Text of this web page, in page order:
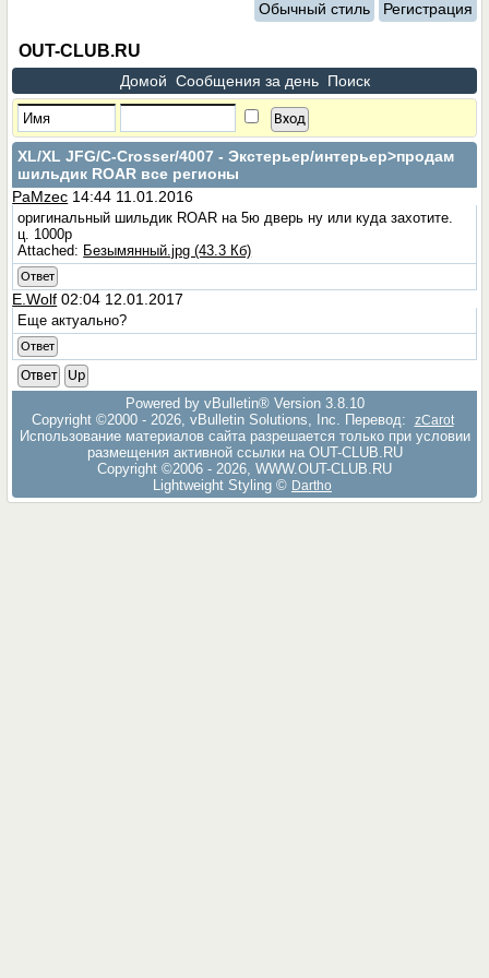
Обычный стиль Регистрация
OUT-CLUB.RU
Домой Сообщения за день Поиск
XL/XL JFG/C-Crosser/4007 - Экстерьер/интерьер>продам
шильдик ROAR все регионы
PaMzec 14:44 11.01.2016
оригинальный шильдик ROAR на 5ю дверь ну или куда захотите.
ц. 1000р
Attached: Безымянный.jpg (43.3 Кб)
Ответ
E.Wolf 02:04 12.01.2017
Еще актуально?
Ответ
Ответ
Up
Powered by vBulletin® Version 3.8.10
Copyright ©2000 - 2026, vBulletin Solutions, Inc. Перевод:
zCarot
Использование материалов сайта разрешается только при условии
размещения активной ссылки на OUT-CLUB.RU
Copyright ©2006 - 2026, WWW.OUT-CLUB.RU
Lightweight Styling © Dartho